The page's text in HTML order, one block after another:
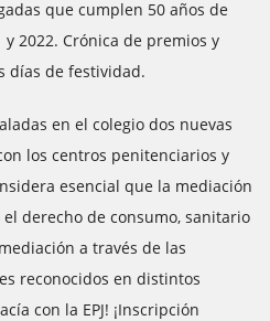
que cumplen 50 años de
2022. Crónica de premios y
días de festividad.
en el colegio dos nuevas
los centros penitenciarios y
esencial que la mediación
derecho de consumo, sanitario
a través de las
reconocidos en distintos
con la EPJ! ¡Inscripción